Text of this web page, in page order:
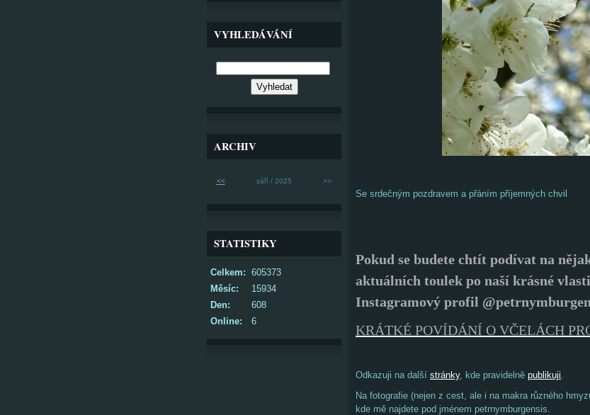
Se srdečným pozdravem a přáním příjemných chvil
Pokud se budete chtít podívat na
aktuálních toulek po naší krásné
Instagramový profil
KRÁTKÉ POVÍDÁNÍ O VČELÁCH
Odkazuji na další stránky, kde pravidelně publikuji.
Na fotografie (nejen z cest, ale i na makra různého
kde mě najdete pod jménem petrnymburgensis.
VYHLEDÁVÁNÍ
ARCHIV
<< září / 2025 >>
STATISTIKY
Online: 6
Celkem: 605373
Měsíc:
15934
Den:
608